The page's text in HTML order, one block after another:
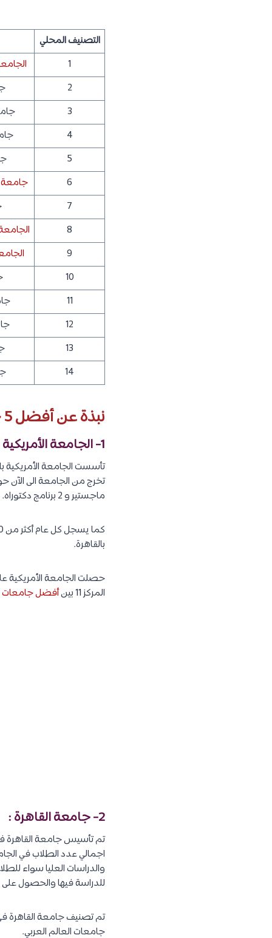
التصنيف المحلي
1
2
3
4
5
6
7
8
9
10
11
12
13
14
نبذة عن أفضل 5 جامعات في مصر :
1- الجامعة الأمريكية بالقاهرة :
ماجستير و 2 برنامج دكتوراه.
بالقاهرة.
المركز 11 بين أفضل جامعات
2- جامعة القاهرة :
والدراسات العليا سواء
للدراسة فيها والحصول
جامعات العالم العربي.